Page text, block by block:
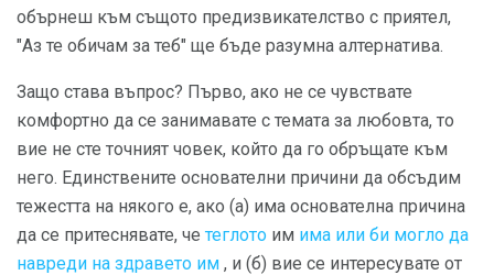
обърнеш към същото предизвикателство с приятел,
"Аз те обичам за теб" ще бъде разумна алтернатива.
Защо става въпрос? Първо, ако не се чувствате
комфортно да се занимавате с темата за любовта, то
вие не сте точният човек, който да го обръщате към
него. Единствените основателни причини да обсъдим
тежестта на някого е, ако (а) има основателна причина
да се притеснявате, че теглото им има или би могло да
навреди на здравето им , и (б) вие се интересувате от